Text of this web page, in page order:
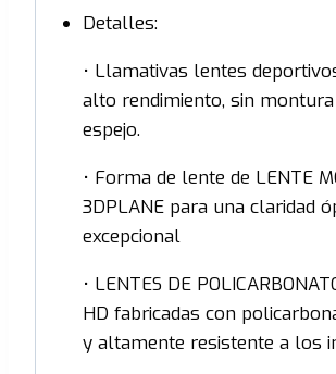
Detalles:
• Llamativas lentes
alto rendimiento, sin
espejo.
• Forma de lente de LENTE
3DPLANE para una claridad
excepcional
• LENTES DE
HD fabricadas con
y altamente resistente a los